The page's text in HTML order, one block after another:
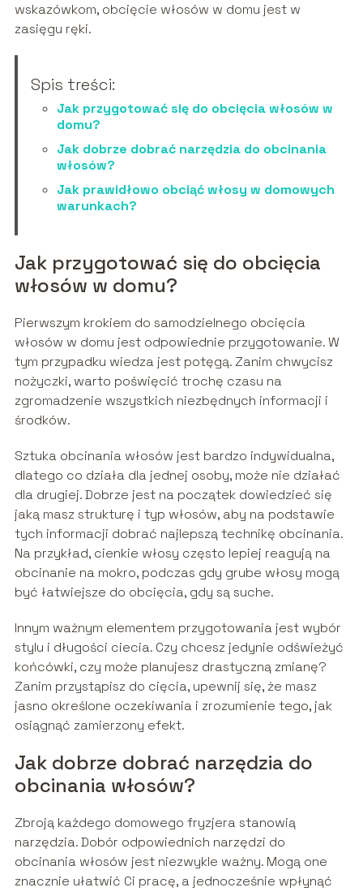
wskazówkom, obcięcie włosów w domu jest w
zasięgu ręki.
Spis treści:
Jak przygotować się do obcięcia włosów w
domu?
Jak dobrze dobrać narzędzia do obcinania
włosów?
Jak prawidłowo obciąć włosy w domowych
warunkach?
Jak przygotować się do obcięcia
włosów w domu?
Pierwszym krokiem do samodzielnego obcięcia
włosów w domu jest odpowiednie przygotowanie. W
tym przypadku wiedza jest potęgą. Zanim chwycisz
nożyczki, warto poświęcić trochę czasu na
zgromadzenie wszystkich niezbędnych informacji i
środków.
Sztuka obcinania włosów jest bardzo indywidualna,
dlatego co działa dla jednej osoby, może nie działać
dla drugiej. Dobrze jest na początek dowiedzieć się
jaką masz strukturę i typ włosów, aby na podstawie
tych informacji dobrać najlepszą technikę obcinania.
Na przykład, cienkie włosy często lepiej reagują na
obcinanie na mokro, podczas gdy grube włosy mogą
być łatwiejsze do obcięcia, gdy są suche.
Innym ważnym elementem przygotowania jest wybór
stylu i długości ciecia. Czy chcesz jedynie odświeżyć
końcówki, czy może planujesz drastyczną zmianę?
Zanim przystąpisz do cięcia, upewnij się, że masz
jasno określone oczekiwania i zrozumienie tego, jak
osiągnąć zamierzony efekt.
Jak dobrze dobrać narzędzia do
obcinania włosów?
Zbroją każdego domowego fryzjera stanowią
narzędzia. Dobór odpowiednich narzędzi do
obcinania włosów jest niezwykle ważny. Mogą one
znacznie ułatwić Ci pracę, a jednocześnie wpłynąć